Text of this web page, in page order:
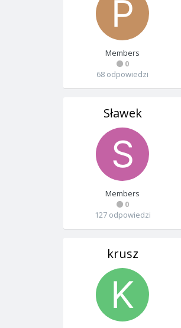
Members
0
68 odpowiedzi
Sławek
Members
0
127 odpowiedzi
krusz